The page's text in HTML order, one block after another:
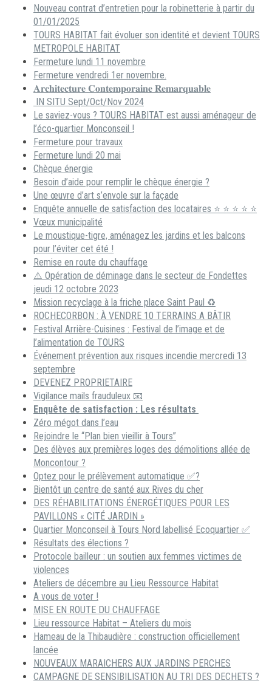
Nouveau contrat d’entretien pour la robinetterie à partir du
01/01/2025
TOURS HABITAT fait évoluer son identité et devient TOURS
METROPOLE HABITAT
Fermeture lundi 11 novembre
Fermeture vendredi 1er novembre.
𝐀𝐫𝐜𝐡𝐢𝐭𝐞𝐜𝐭𝐮𝐫𝐞 𝐂𝐨𝐧𝐭𝐞𝐦𝐩𝐨𝐫𝐚𝐢𝐧𝐞 𝐑𝐞𝐦𝐚𝐫𝐪𝐮𝐚𝐛𝐥𝐞
IN SITU Sept/Oct/Nov 2024
Le saviez-vous ? TOURS HABITAT est aussi aménageur de
l’éco-quartier Monconseil !
Fermeture pour travaux
Fermeture lundi 20 mai
Chèque énergie
Besoin d’aide pour remplir le chèque énergie ?
Une œuvre d’art s’envole sur la façade
Enquête annuelle de satisfaction des locataires ⭐ ⭐ ⭐ ⭐ ⭐
Vœux municipalité
Le moustique-tigre, aménagez les jardins et les balcons
pour l’éviter cet été !
Remise en route du chauffage
⚠️ Opération de déminage dans le secteur de Fondettes
jeudi 12 octobre 2023
Mission recyclage à la friche place Saint Paul ♻️
ROCHECORBON : À VENDRE 10 TERRAINS A BÂTIR
Festival Arrière-Cuisines : Festival de l’image et de
l’alimentation de TOURS
Événement prévention aux risques incendie mercredi 13
septembre
DEVENEZ PROPRIETAIRE
Vigilance mails frauduleux 📧
Enquête de satisfaction : Les résultats
Zéro mégot dans l’eau
Rejoindre le “Plan bien vieillir à Tours”
Des élèves aux premières loges des démolitions allée de
Moncontour ?
Optez pour le prélèvement automatique ✅?
Bientôt un centre de santé aux Rives du cher
DES RÉHABILITATIONS ÉNERGÉTIQUES POUR LES
PAVILLONS « CITÉ JARDIN »
Quartier Monconseil à Tours Nord labellisé Ecoquartier ✅
Résultats des élections ?
Protocole bailleur : un soutien aux femmes victimes de
violences
Ateliers de décembre au Lieu Ressource Habitat
A vous de voter !
MISE EN ROUTE DU CHAUFFAGE
Lieu ressource Habitat – Ateliers du mois
Hameau de la Thibaudière : construction officiellement
lancée
NOUVEAUX MARAICHERS AUX JARDINS PERCHES
CAMPAGNE DE SENSIBILISATION AU TRI DES DECHETS ?